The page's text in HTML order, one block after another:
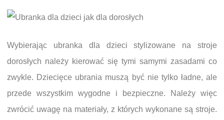
Wybierając ubranka dla dzieci stylizowane na stroje
dorosłych należy kierować się tymi samymi zasadami co
zwykle. Dziecięce ubrania muszą być nie tylko ładne, ale
przede wszystkim wygodne i bezpieczne. Należy więc
zwrócić uwagę na materiały, z których wykonane są stroje.